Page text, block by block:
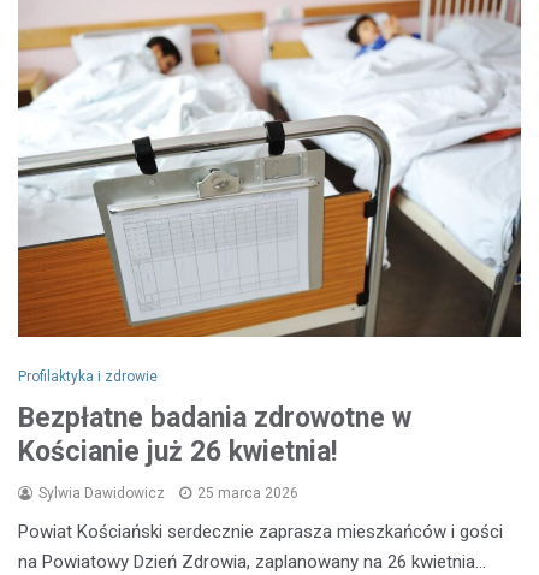
Profilaktyka i zdrowie
Bezpłatne badania zdrowotne w
Kościanie już 26 kwietnia!
Sylwia Dawidowicz 25 marca 2026
Powiat Kościański serdecznie zaprasza mieszkańców i gości
na Powiatowy Dzień Zdrowia, zaplanowany na 26 kwietnia…